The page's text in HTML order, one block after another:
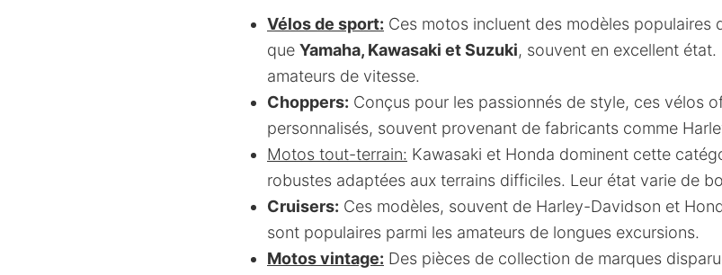
Vélos de sport: Ces motos incluent des modèles populaires
que Yamaha, Kawasaki et Suzuki, souvent en excellent
amateurs de vitesse.
Choppers: Conçus pour les passionnés de style, ces vélos
personnalisés, souvent provenant de fabricants comme
Motos tout-terrain: Kawasaki et Honda dominent cette
robustes adaptées aux terrains difficiles. Leur état varie de
Cruisers: Ces modèles, souvent de Harley-Davidson et
sont populaires parmi les amateurs de longues excursions.
Motos vintage: Des pièces de collection de marques